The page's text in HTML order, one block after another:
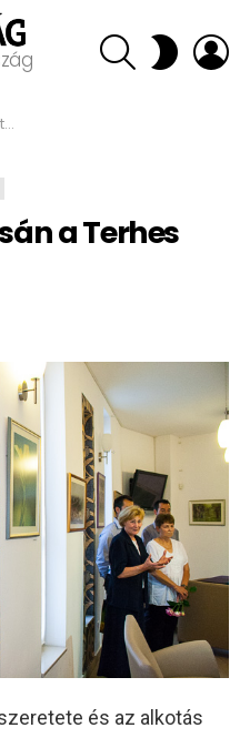
SEARCH SWITCH
SKIN
a Terhes
és az alkotás